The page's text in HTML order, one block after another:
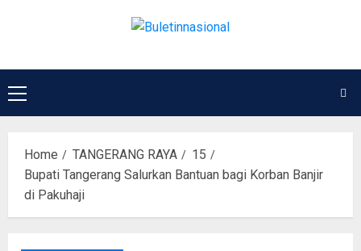
Home TANGERANG RAYA
15
Bupati Tangerang Salurkan Bantuan bagi Korban Banjir
di Pakuhaji